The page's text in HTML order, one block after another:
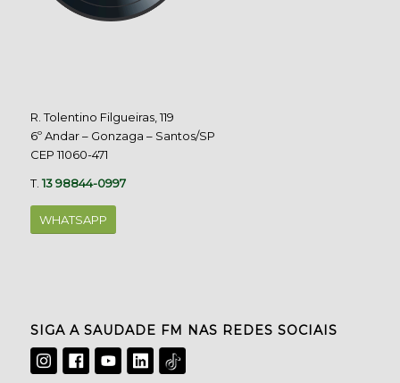
R. Tolentino Filgueiras, 119
6º Andar – Gonzaga – Santos/SP
CEP 11060-471
T.13 98844-0997
WHATSAPP
SIGA A SAUDADE FM NAS REDES SOCIAIS